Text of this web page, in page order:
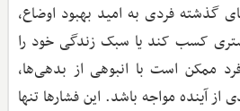
گذشته فردی به امید بهبود اوضاع،
کسب کند یا سبک زندگی خود را
ممکن است با انبوهی از بدهی‌ها،
از آینده مواجه باشد. این فشارها تنها